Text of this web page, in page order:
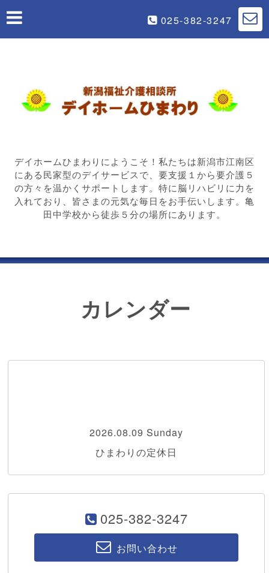
025-382-3247
デイホームひまわりにようこそ！私たちは新潟市江南区
にある民家型のデイサービスで、要支援１から要介護５
の方々を温かくサポートします。特に脳リハビリに力を
入れており、皆さまの元気な毎日をお手伝いします。亀
田中学校から徒歩５分の場所にあります。
カレンダー
2026.08.09 Sunday
ひまわりの定休日
025-382-3247
お問い合わせ